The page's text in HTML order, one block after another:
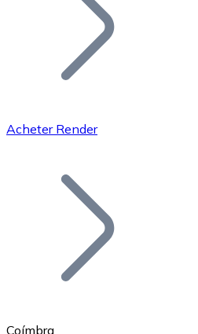
Bitcoin
Acheter Render
Coímbra